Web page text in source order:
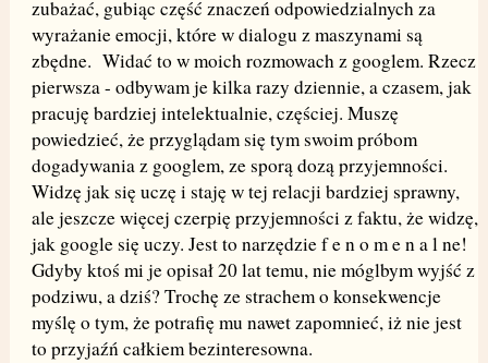
zubażać, gubiąc część znaczeń odpowiedzialnych za
wyrażanie emocji, które w dialogu z maszynami są
zbędne. Widać to w moich rozmowach z googlem. Rzecz
pierwsza - odbywam je kilka razy dziennie, a czasem, jak
pracuję bardziej intelektualnie, częściej. Muszę
powiedzieć, że przyglądam się tym swoim próbom
dogadywania z googlem, ze sporą dozą przyjemności.
Widzę jak się uczę i staję w tej relacji bardziej sprawny,
ale jeszcze więcej czerpię przyjemności z faktu, że widzę,
jak google się uczy. Jest to narzędzie f e n o m e n a l ne!
Gdyby ktoś mi je opisał 20 lat temu, nie móglbym wyjść z
podziwu, a dziś? Trochę ze strachem o konsekwencje
myślę o tym, że potrafię mu nawet zapomnieć, iż nie jest
to przyjaźń całkiem bezinteresowna.